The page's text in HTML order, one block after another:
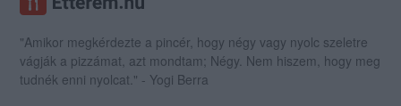
"Amikor megkérdezte a pincér, hogy négy vagy nyolc szeletre
vágják a pizzámat, azt mondtam; Négy. Nem hiszem, hogy meg
tudnék enni nyolcat." - Yogi Berra